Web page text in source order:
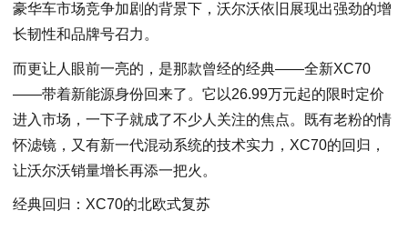
豪华车市场竞争加剧的背景下，沃尔沃依旧展现出强劲的增
长韧性和品牌号召力。
而更让人眼前一亮的，是那款曾经的经典——全新XC70
——带着新能源身份回来了。它以26.99万元起的限时定价
进入市场，一下子就成了不少人关注的焦点。既有老粉的情
怀滤镜，又有新一代混动系统的技术实力，XC70的回归，
让沃尔沃销量增长再添一把火。
经典回归：XC70的北欧式复苏